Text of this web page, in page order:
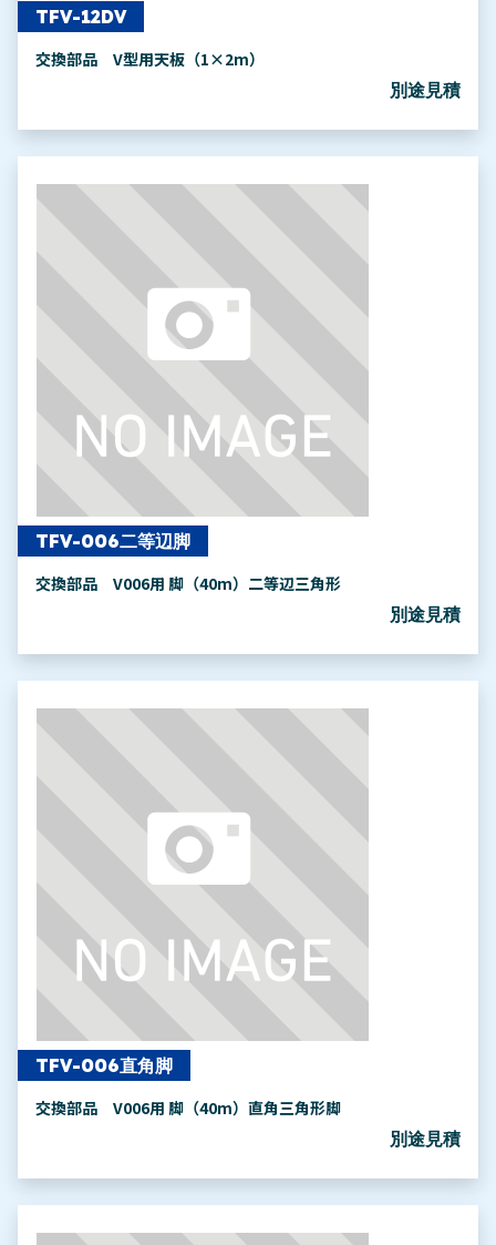
TFV-12DV
交換部品 V型用天板（1×2m）
別途見積
TFV-006二等辺脚
交換部品 V006用 脚（40m）二等辺三角形
別途見積
TFV-006直角脚
交換部品 V006用 脚（40m）直角三角形脚
別途見積